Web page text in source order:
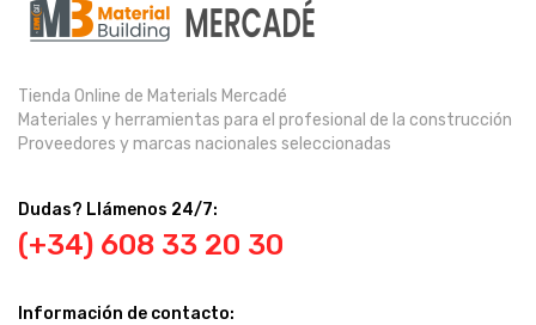
Tienda Online de Materials Mercadé
Materiales y herramientas para el profesional de la construcción
Proveedores y marcas nacionales seleccionadas
Dudas? Llámenos 24/7:
(+34) 608 33 20 30
Información de contacto: